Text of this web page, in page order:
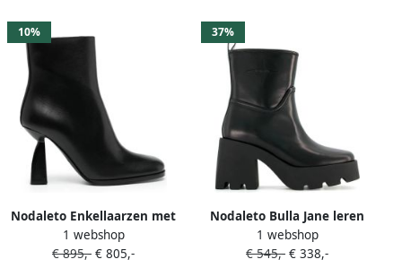
10%
Nodaleto Enkellaarzen met
bewerkte hak Zwart
1 webshop
€ 895,- € 805,-
37%
Nodaleto Bulla Jane leren
laarzen Zwart
1 webshop
€ 545,- € 338,-